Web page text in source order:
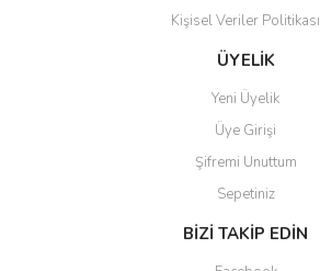
Kişisel Veriler Politikası
ÜYELİK
Yeni Üyelik
Üye Girişi
Şifremi Unuttum
Sepetiniz
BİZİ TAKİP EDİN